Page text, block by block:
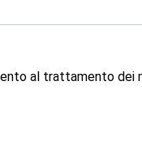
al trattamento dei